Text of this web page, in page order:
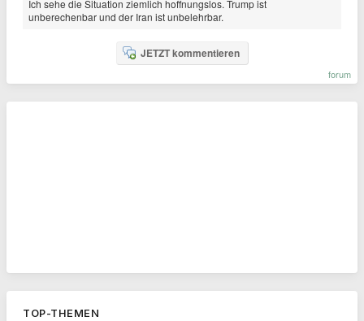
Ich sehe die Situation ziemlich hoffnungslos. Trump ist
unberechenbar und der Iran ist unbelehrbar.
JETZT kommentieren
forum
TOP-THEMEN